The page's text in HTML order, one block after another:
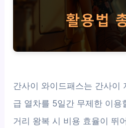
간사이 와이드패스는 간사이
급 열차를 5일간 무제한 이용
거리 왕복 시 비용 효율이 뛰